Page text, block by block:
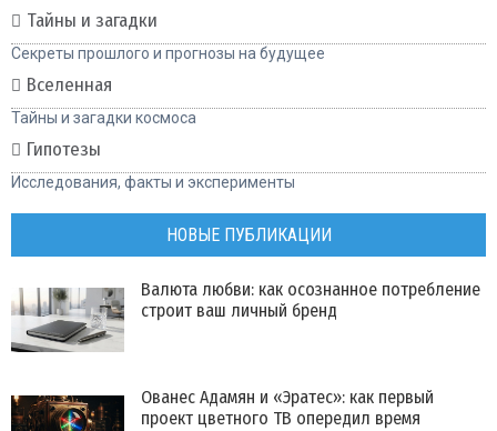
Тайны и загадки
Секреты прошлого и прогнозы на будущее
Вселенная
Тайны и загадки космоса
Гипотезы
Исследования, факты и эксперименты
НОВЫЕ ПУБЛИКАЦИИ
Валюта любви: как осознанное потребление
строит ваш личный бренд
Ованес Адамян и «Эратес»: как первый
проект цветного ТВ опередил время